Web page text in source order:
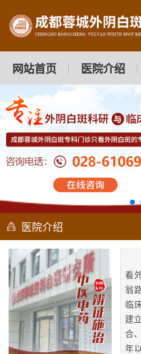
网站首页 医院介绍
医院介绍
看
翁
临
建
合
年